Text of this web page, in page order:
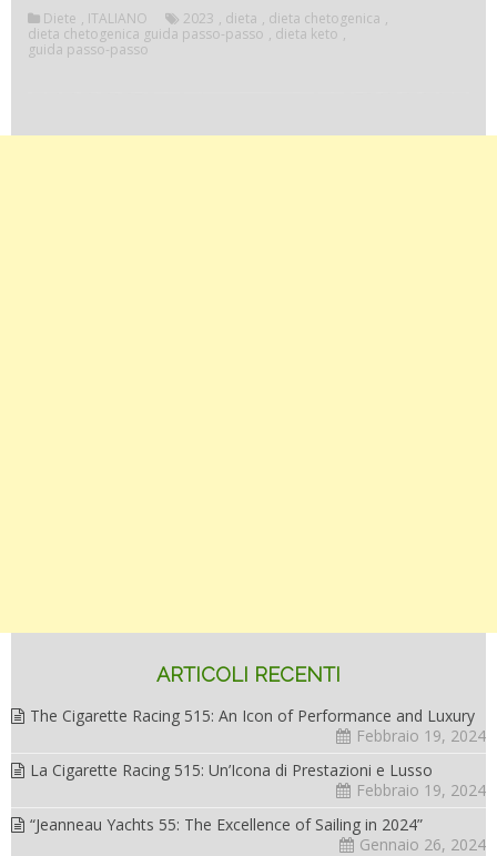
guida
passo-
passo””
Diete , ITALIANO 2023 , dieta , dieta chetogenica ,
dieta chetogenica guida passo-passo , dieta keto ,
guida passo-passo
ARTICOLI RECENTI
The Cigarette Racing 515: An Icon of Performance and Luxury
Febbraio 19, 2024
La Cigarette Racing 515: Un’Icona di Prestazioni e Lusso
Febbraio 19, 2024
“Jeanneau Yachts 55: The Excellence of Sailing in 2024”
Gennaio 26, 2024